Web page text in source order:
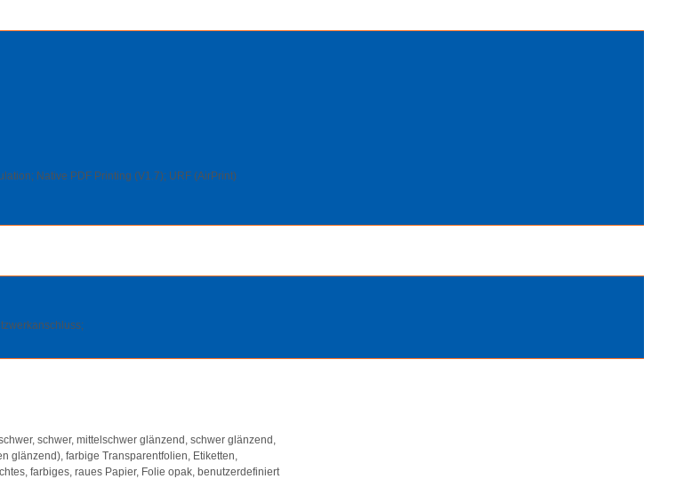
Native PDF Printing (V1.7); URF (AirPrint)
schwer, mittelschwer glänzend, schwer glänzend,
glänzend), farbige Transparentfolien, Etiketten,
farbiges, raues Papier, Folie opak, benutzerdefiniert